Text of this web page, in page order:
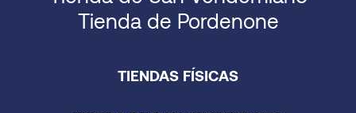
Tienda de Pordenone
TIENDAS FÍSICAS